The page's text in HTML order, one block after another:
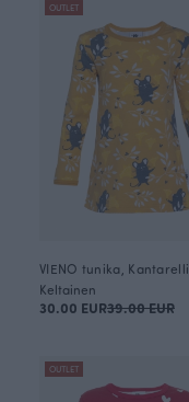
OUTLET
VIENO tunika, Kantarelli
Keltainen
30.00 EUR39.00 EUR
OUTLET